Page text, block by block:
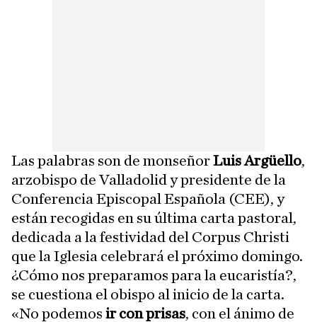
Las palabras son de monseñorLuis Argüello,
arzobispo de Valladolid y presidente de la
Conferencia Episcopal Española (CEE), y
están recogidas en su última carta pastoral,
dedicada a la festividad del Corpus Christi
que la Iglesia celebrará el próximo domingo.
¿Cómo nos preparamos para la eucaristía?,
se cuestiona el obispo al inicio de la carta.
«No podemos ir con prisas, con el ánimo de